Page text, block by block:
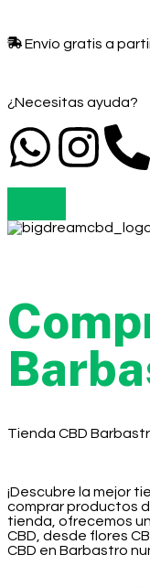
Envío gratis a
¿Necesitas ayuda?
Tienda CBD
¡Descubre la mejor
comprar productos
tienda, ofrecemos
CBD, desde flores
CBD en Barbastro